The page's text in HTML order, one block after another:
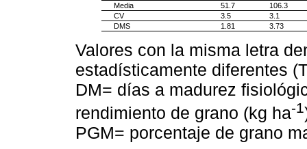
Media
51.7
106.3
CV
3.5
3.1
DMS
1.81 3.73
Valores con la misma letra
estadísticamente diferentes
DM= días a madurez
rendimiento de grano (kg ha-1
PGM= porcentaje de grano